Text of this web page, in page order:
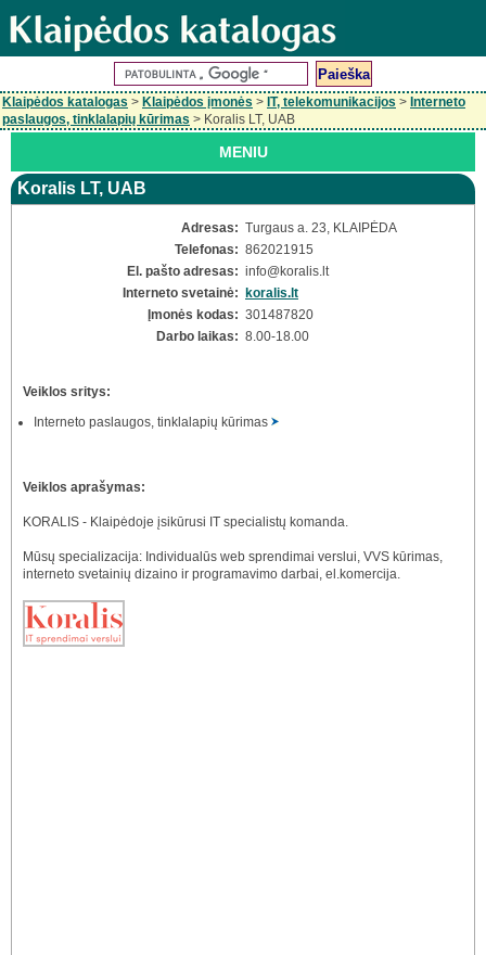
Klaipėdos katalogas > Klaipėdos įmonės > IT, telekomunikacijos > Interneto
paslaugos, tinklalapių kūrimas > Koralis LT, UAB
MENIU
Koralis LT, UAB
Adresas: Turgaus a. 23, KLAIPĖDA
Telefonas: 862021915
El. pašto adresas: info@koralis.lt
Interneto svetainė:
koralis.lt
Įmonės kodas: 301487820
Darbo laikas: 8.00-18.00
Veiklos sritys:
Interneto paslaugos, tinklalapių kūrimas
Veiklos aprašymas:
KORALIS - Klaipėdoje įsikūrusi IT specialistų komanda.
Mūsų specializacija: Individualūs web sprendimai verslui, VVS kūrimas,
interneto svetainių dizaino ir programavimo darbai, el.komercija.